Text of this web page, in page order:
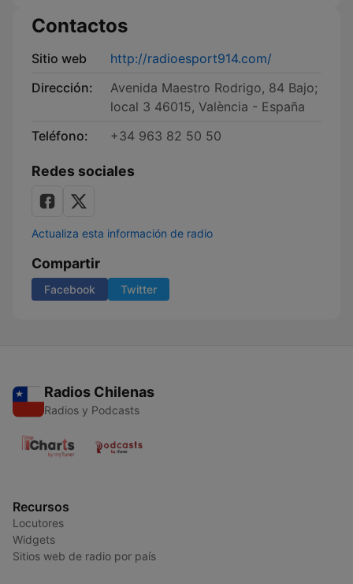
Contactos
Sitio web
http://radioesport914.com/
Dirección:
Avenida Maestro Rodrigo, 84 Bajo;
local 3 46015, València - España
Teléfono:
+34 963 82 50 50
Redes sociales
Actualiza esta información de radio
Compartir
Facebook Twitter
Radios Chilenas
Radios y Podcasts
Recursos
Locutores
Widgets
Sitios web de radio por país